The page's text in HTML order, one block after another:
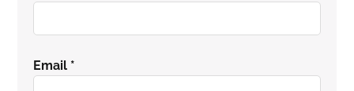
Email *